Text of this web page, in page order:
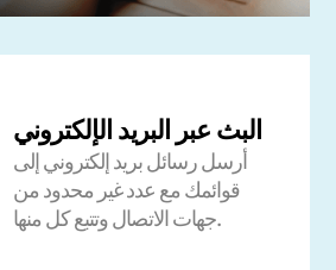
البث عبر البريد الإلكتروني
أرسل رسائل بريد إلكتروني إلى
قوائمك مع عدد غير محدود من
جهات الاتصال وتتبع كل منها.